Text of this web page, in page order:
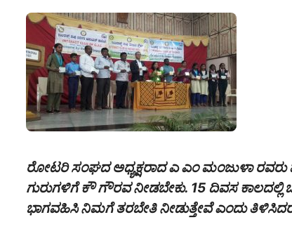
ರೋಟರಿ ಸಂಘದ ಅಧ್ಯಕ್ಷರಾದ ಎ ಎಂ ಮಂಜುಳಾ ರವರು
ಗುರುಗಳಿಗೆ ಕೌ ಗೌರವ ನೀಡಬೇಕು. 15 ದಿವಸ ಕಾಲದಲ್ಲಿ
ಭಾಗವಹಿಸಿ ನಿಮಗೆ ತರಬೇತಿ ನೀಡುತ್ತೇವೆ ಎಂದು